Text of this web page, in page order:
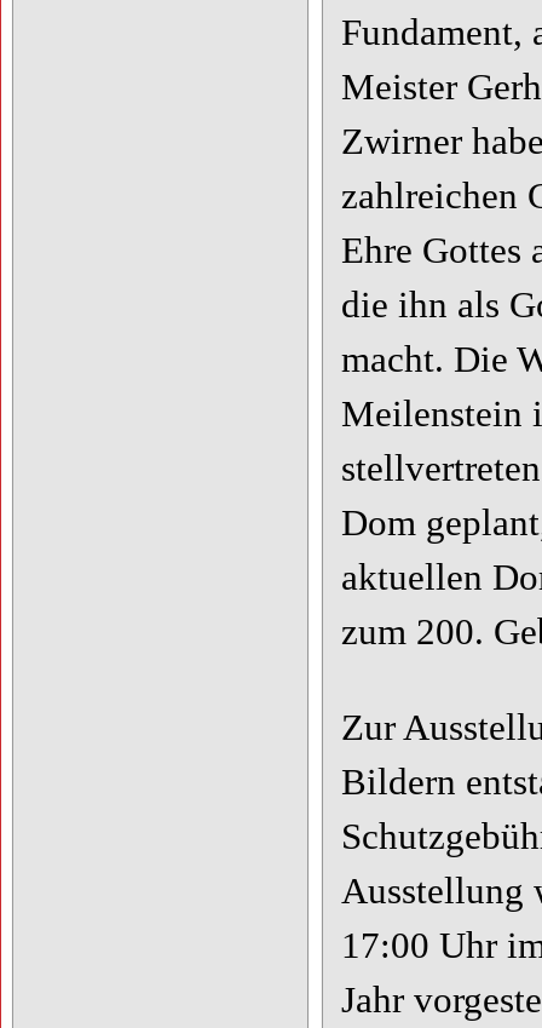
Fundament,
Meister
Zwirner
zahlreichen
Ehre Gottes
die ihn als
macht. Die
Meilenstein
Dom
aktuellen
zum 200.
Zur
Bildern
Ausstellung
17:00 Uhr
Jahr